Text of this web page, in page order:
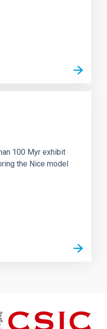
100 Myr exhibit
the Nice model